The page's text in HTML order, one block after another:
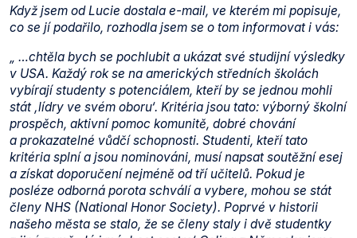
Když jsem od Lucie dostala e-mail, ve kterém mi popisuje,
co se jí podařilo, rozhodla jsem se o tom informovat i vás:
„ …chtěla bych se pochlubit a ukázat své studijní výsledky
v USA. Každý rok se na amerických středních školách
vybírají studenty s potenciálem, kteří by se jednou mohli
stát ‚lídry ve svém oboru‘. Kritéria jsou tato: výborný školní
prospěch, aktivní pomoc komunitě, dobré chování
a prokazatelné vůdčí schopnosti. Studenti, kteří tato
kritéria splní a jsou nominováni, musí napsat soutěžní esej
a získat doporučení nejméně od tří učitelů. Pokud je
posléze odborná porota schválí a vybere, mohou se stát
členy NHS (National Honor Society). Poprvé v historii
našeho města se stalo, že se členy staly i dvě studentky